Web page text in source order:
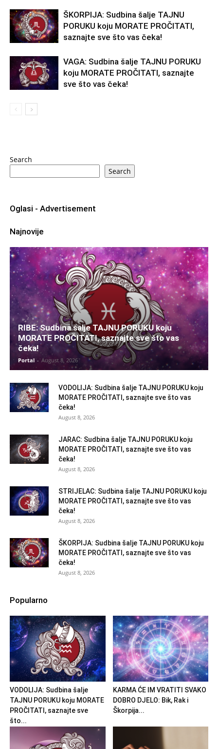
ŠKORPIJA: Sudbina šalje TAJNU
PORUKU koju MORATE PROČITATI,
saznajte sve što vas čeka!
VAGA: Sudbina šalje TAJNU PORUKU
koju MORATE PROČITATI, saznajte
sve što vas čeka!
Search
Search
Oglasi - Advertisement
Najnovije
RIBE: Sudbina šalje TAJNU PORUKU koju
MORATE PROČITATI, saznajte sve što vas
čeka!
Portal - August 8, 2026
VODOLIJA: Sudbina šalje TAJNU PORUKU koju
MORATE PROČITATI, saznajte sve što vas
čeka!
August 8, 2026
JARAC: Sudbina šalje TAJNU PORUKU koju
MORATE PROČITATI, saznajte sve što vas
čeka!
August 8, 2026
STRIJELAC: Sudbina šalje TAJNU PORUKU koju
MORATE PROČITATI, saznajte sve što vas
čeka!
August 8, 2026
ŠKORPIJA: Sudbina šalje TAJNU PORUKU koju
MORATE PROČITATI, saznajte sve što vas
čeka!
August 8, 2026
Popularno
VODOLIJA: Sudbina šalje
TAJNU PORUKU koju MORATE
PROČITATI, saznajte sve
što...
KARMA ĆE IM VRATITI SVAKO
DOBRO DJELO: Bik, Rak i
Škorpija...